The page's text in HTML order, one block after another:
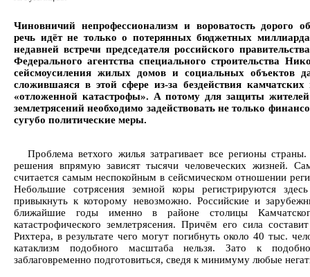
Чиновничий непрофессионализм и вороватость дорого
речь идёт не только о потерянных бюджетных
недавней встречи председателя российского
Федерального агентства специального строительства
сейсмоусиления жилых домов и социальных объектов
сложившаяся в этой сфере из-за бездействия камчатских
«отложенной катастрофы». А потому для защиты
землетрясений необходимо задействовать не только
сугубо политические меры.
Проблема ветхого жилья затрагивает все регионы
решения впрямую зависят тысячи человеческих жизней.
считается самым неспокойным в сейсмическом отношении
Небольшие сотрясения земной коры регистрируются
привыкнуть к которому невозможно. Российские и
ближайшие годы именно в районе столицы
катастрофического землетрясения. Причём его сила
Рихтера, в результате чего могут погибнуть около 40 тыс.
катаклизм подобного масштаба нельзя. Зато к
заблаговременно подготовиться, сведя к минимуму любые